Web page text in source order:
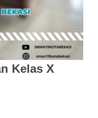
Kelas X